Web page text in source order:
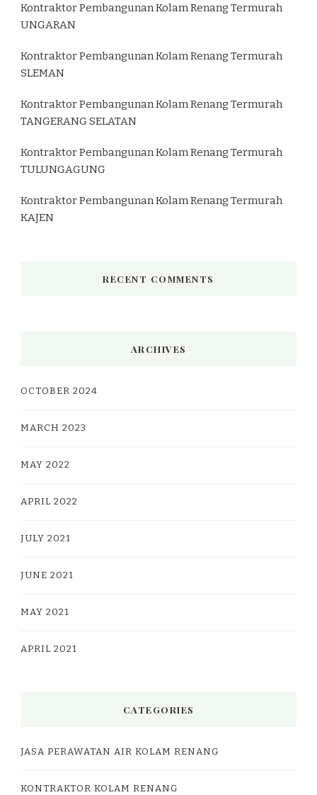
Kontraktor Pembangunan Kolam Renang Termurah
UNGARAN
Kontraktor Pembangunan Kolam Renang Termurah
SLEMAN
Kontraktor Pembangunan Kolam Renang Termurah
TANGERANG SELATAN
Kontraktor Pembangunan Kolam Renang Termurah
TULUNGAGUNG
Kontraktor Pembangunan Kolam Renang Termurah
KAJEN
RECENT COMMENTS
ARCHIVES
OCTOBER 2024
MARCH 2023
MAY 2022
APRIL 2022
JULY 2021
JUNE 2021
MAY 2021
APRIL 2021
CATEGORIES
JASA PERAWATAN AIR KOLAM RENANG
KONTRAKTOR KOLAM RENANG